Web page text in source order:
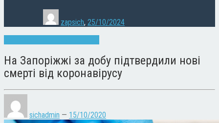
zapsich, 25/10/2024
На Запоріжжі за добу підтвердили нові
смерті від коронавірусу
sichadmin — 15/10/2020